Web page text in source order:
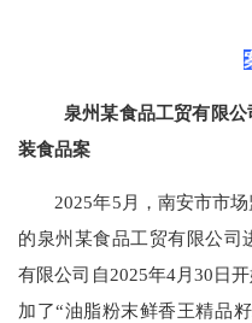
泉州某食品工贸有限
装食品案
2025年5月，南安市市场
的泉州某食品工贸有限公司
有限公司自2025年4月30日
加了“油脂粉末鲜香王精品